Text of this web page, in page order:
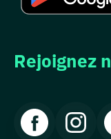
Rejoignez